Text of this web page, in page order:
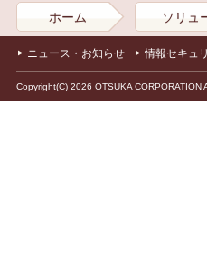
ホーム ソリュ
ニュース・お知らせ 情報セキュ
Copyright(C) 2026 OTSUKA CORPORATION